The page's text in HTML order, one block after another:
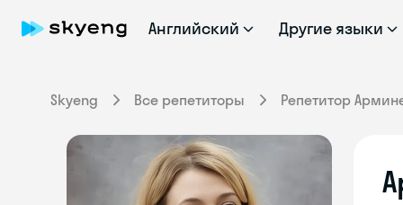
Английский Другие языки
Skyeng Все репетиторы Репетитор